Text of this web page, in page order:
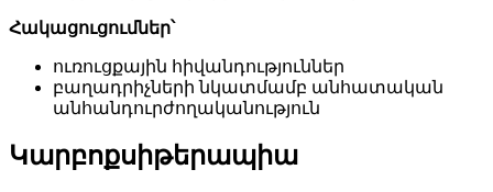
Հակացուցումներ՝
ուռուցքային հիվանդություններ
բաղադրիչների նկատմամբ անհատական ​​
անհանդուրժողականություն
Կարբոքսիթերապիա